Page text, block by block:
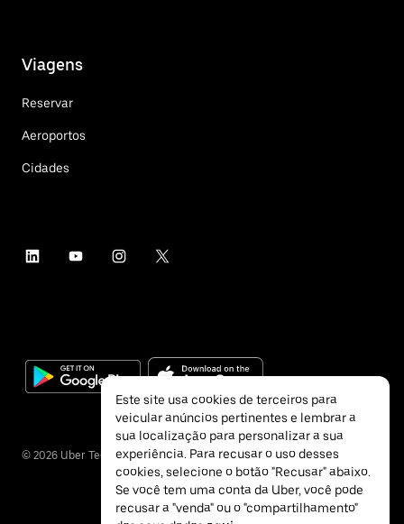
Viagens
Reservar
Aeroportos
Cidades
© 2026 Uber Technologies Inc.
Este site usa cookies de terceiros para
veicular anúncios pertinentes e lembrar a
sua localização para personalizar a sua
experiência. Para recusar o uso desses
cookies, selecione o botão "Recusar" abaixo.
Se você tem uma conta da Uber, você pode
recusar a "venda" ou o "compartilhamento"